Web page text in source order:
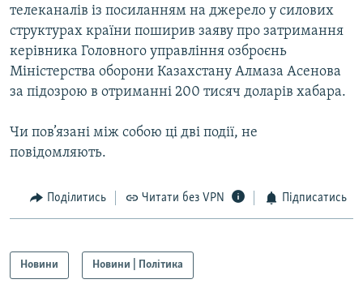
телеканалів із посиланням на джерело у силових
структурах країни поширив заяву про затримання
керівника Головного управління озброєнь
Міністерства оборони Казахстану Алмаза Асенова
за підозрою в отриманні 200 тисяч доларів хабара.
Чи пов’язані між собою ці дві події, не
повідомляють.
Поділитись Читати без VPN Підписатись
Новини Новини | Політика